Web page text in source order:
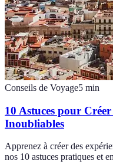
Conseils de Voyage5 min
10 Astuces pour
Inoubliables
Apprenez à créer des
nos 10 astuces pratiques et